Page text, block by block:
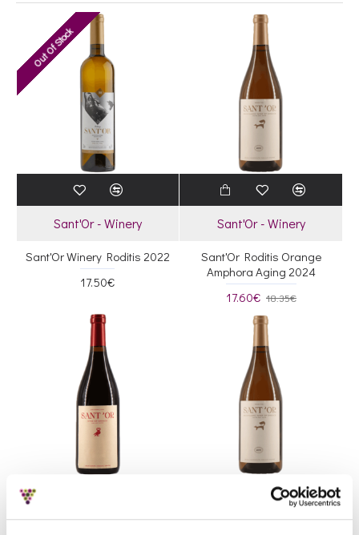
Out Of Stock
Sant'Or - Winery
Sant'Or Winery Roditis 2022
17.50€
Sant'Or - Winery
Sant'Or Roditis Orange
Amphora Aging 2024
17.60€ 18.35€
Sant'Or - Winery Sant'Or - Winery